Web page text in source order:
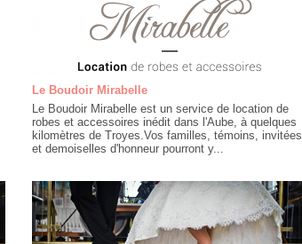
Le Boudoir Mirabelle
Le Boudoir Mirabelle est un service de location de
robes et accessoires inédit dans l'Aube, à quelques
kilomètres de Troyes.Vos familles, témoins, invitées
et demoiselles d'honneur pourront y...